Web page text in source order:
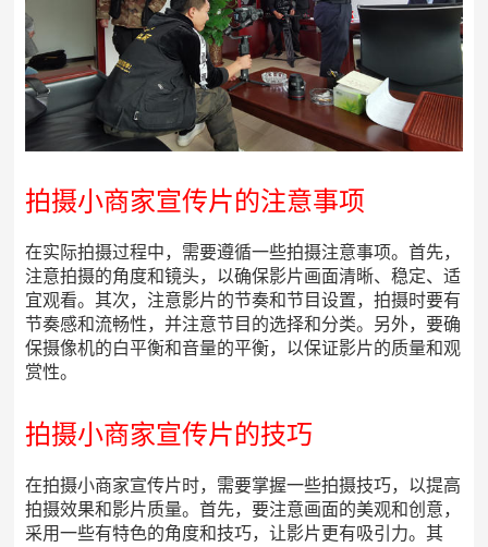
拍摄小商家宣传片的注意事项
在实际拍摄过程中，需要遵循一些拍摄注意事项。首先，
注意拍摄的角度和镜头，以确保影片画面清晰、稳定、适
宜观看。其次，注意影片的节奏和节目设置，拍摄时要有
节奏感和流畅性，并注意节目的选择和分类。另外，要确
保摄像机的白平衡和音量的平衡，以保证影片的质量和观
赏性。
拍摄小商家宣传片的技巧
在拍摄小商家宣传片时，需要掌握一些拍摄技巧，以提高
拍摄效果和影片质量。首先，要注意画面的美观和创意，
采用一些有特色的角度和技巧，让影片更有吸引力。其